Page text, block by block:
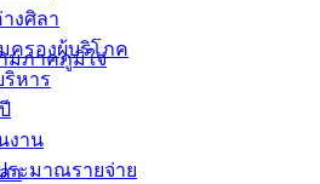
งศิลา
ครองผู้บริโภค
หาร
งาน
ะมาณรายจ่าย
มภาคภูมิใจ
า